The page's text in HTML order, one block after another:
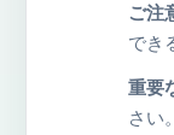
ご注
でき
重要
さい